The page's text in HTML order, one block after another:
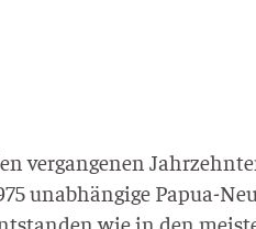
ver­gan­ge­nen
unab­hän­gi­ge Papua-
wie in den